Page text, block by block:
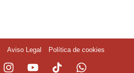
Aviso Legal Política de cookies